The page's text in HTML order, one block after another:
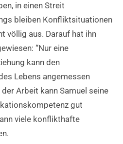
in einen Streit
bleiben Konfliktsituationen
völlig aus. Darauf hat ihn
“Nur eine
kann den
Lebens angemessen
der Arbeit kann Samuel seine
gut
viele konflikthafte